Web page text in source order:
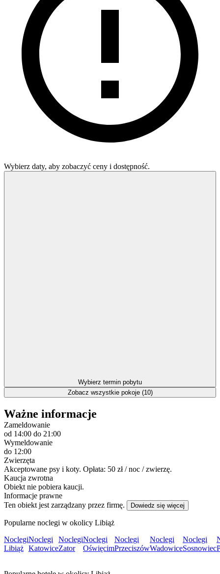
Wybierz daty, aby zobaczyć ceny i dostępność.
Wybierz termin pobytu
Zobacz wszystkie pokoje (10)
Ważne informacje
Zameldowanie
od 14:00 do 21:00
Wymeldowanie
do 12:00
Zwierzęta
Akceptowane psy i koty. Opłata: 50 zł / noc / zwierzę.
Kaucja zwrotna
Obiekt nie pobiera kaucji.
Informacje prawne
Ten obiekt jest zarządzany przez firmę.
Dowiedz się więcej
Popularne noclegi w okolicy Libiąż
Noclegi
Libiąż
Noclegi
Katowice
Noclegi
Zator
Noclegi
Oświęcim
Noclegi
Przeciszów
Noclegi
Wadowice
Noclegi
Sosnowiec